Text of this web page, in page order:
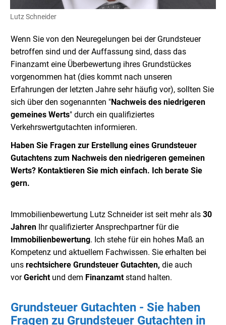
Lutz Schneider
Wenn Sie von den Neuregelungen bei der Grundsteuer
betroffen sind und der Auffassung sind, dass das
Finanzamt eine Überbewertung ihres Grundstückes
vorgenommen hat (dies kommt nach unseren
Erfahrungen der letzten Jahre sehr häufig vor), sollten Sie
sich über den sogenannten "Nachweis des niedrigeren
gemeines Werts" durch ein qualifiziertes
Verkehrswertgutachten informieren.
Haben Sie Fragen zur Erstellung eines Grundsteuer
Gutachtens zum Nachweis den niedrigeren gemeinen
Werts? Kontaktieren Sie mich einfach. Ich berate Sie
gern.
Immobilienbewertung Lutz Schneider ist seit mehr als 30
Jahren Ihr qualifizierter Ansprechpartner für die
Immobilienbewertung. Ich stehe für ein hohes Maß an
Kompetenz und aktuellem Fachwissen. Sie erhalten bei
uns rechtsichere Grundsteuer Gutachten, die auch
vorGerichtund dem Finanzamtstand halten.
Grundsteuer Gutachten - Sie haben
Fragen zu Grundsteuer Gutachten in